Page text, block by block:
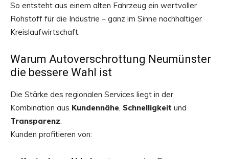
So entsteht aus einem alten Fahrzeug ein wertvoller
Rohstoff für die Industrie – ganz im Sinne nachhaltiger
Kreislaufwirtschaft.
Warum Autoverschrottung Neumünster
die bessere Wahl ist
Die Stärke des regionalen Services liegt in der
Kombination aus Kundennähe, Schnelligkeit und
Transparenz.
Kunden profitieren von: